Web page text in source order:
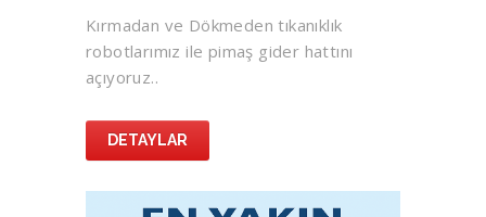
Kırmadan ve Dökmeden tıkanıklık
robotlarımız ile pimaş gider hattını
açıyoruz..
DETAYLAR